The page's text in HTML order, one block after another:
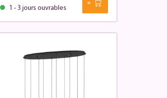
1 - 3 jours ouvrables